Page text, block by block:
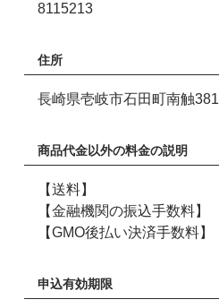
8115213
住所
長崎県壱岐市石田町南触381
商品代金以外の料金の説明
【送料】
【金融機関の振込手数料】
【GMO後払い決済手数料】
申込有効期限